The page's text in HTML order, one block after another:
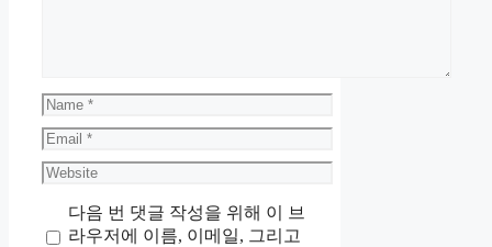
Name
Email
Website
다음 번 댓글 작성을 위해 이 브
라우저에 이름, 이메일, 그리고